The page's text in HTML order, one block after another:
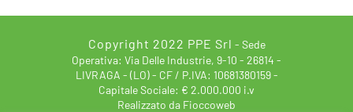
Copyright 2022 PPE Srl - Sede
Operativa: Via Delle Industrie, 9-10 - 26814 -
LIVRAGA - (LO) - CF / P.IVA: 10681380159 -
Capitale Sociale: € 2.000.000 i.v
Realizzato da Fioccoweb